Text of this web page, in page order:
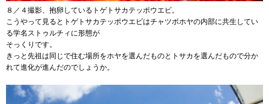
８／４撮影、抱卵しているトゲトサカテッポウエビ。
こうやって見るとトゲトサカテッポウエビはチャツボホヤの内部に共生してい
る学名ストゥルチィに形態が
そっくりです。
きっと先祖は同じで住む場所をホヤを選んだものとトサカを選んだもので分か
れて進化が進んだのでしょうか。